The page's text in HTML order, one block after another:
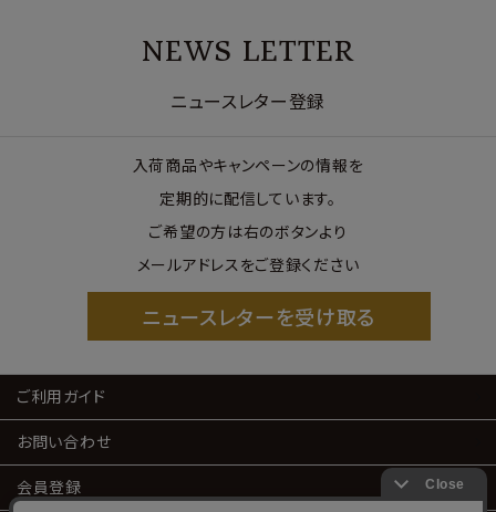
NEWS LETTER
ニュースレター登録
入荷商品やキャンペーンの情報を
定期的に配信しています。
ご希望の方は右のボタンより
メールアドレスをご登録ください
ニュースレターを受け取る
ご利用ガイド
お問い合わせ
会員登録